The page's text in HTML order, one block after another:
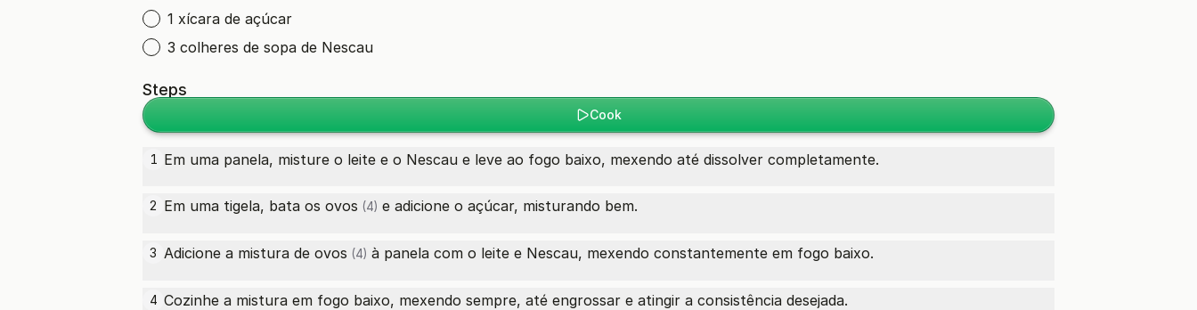
1 xícara de açúcar
3 colheres de sopa de Nescau
Steps
Cook
1 Em uma panela, misture o leite e o Nescau e leve ao fogo baixo, mexendo até dissolver completamente.
2 Em uma tigela, bata os ovos (4) e adicione o açúcar, misturando bem.
3 Adicione a mistura de ovos (4) à panela com o leite e Nescau, mexendo constantemente em fogo baixo.
4 Cozinhe a mistura em fogo baixo, mexendo sempre, até engrossar e atingir a consistência desejada.